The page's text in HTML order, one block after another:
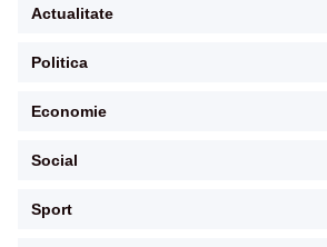
Actualitate
Politica
Economie
Social
Sport